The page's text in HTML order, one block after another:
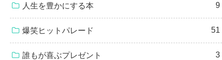
人生を豊かにする本 9
爆笑ヒットパレード 51
誰もが喜ぶプレゼント 3